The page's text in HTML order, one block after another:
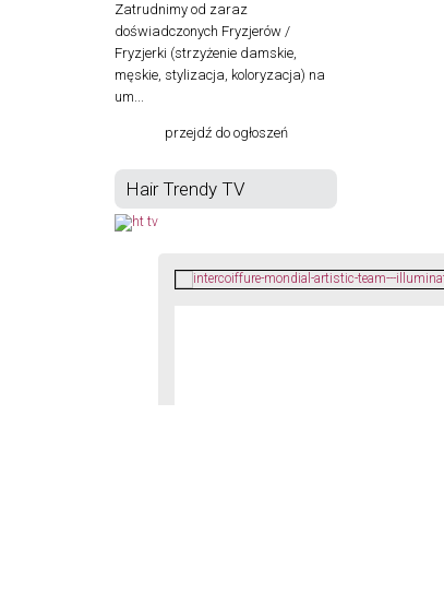
Zatrudnimy od zaraz
doświadczonych Fryzjerów /
Fryzjerki (strzyżenie damskie,
męskie, stylizacja, koloryzacja) na
um...
przejdź do ogłoszeń
Hair Trendy TV